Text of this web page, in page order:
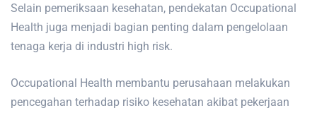
Selain pemeriksaan kesehatan, pendekatan Occupational
Health juga menjadi bagian penting dalam pengelolaan
tenaga kerja di industri high risk.
Occupational Health membantu perusahaan melakukan
pencegahan terhadap risiko kesehatan akibat pekerjaan